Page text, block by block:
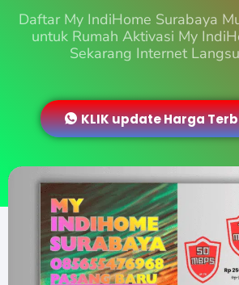
Daftar My IndiHome Surabaya
untuk Rumah Aktivasi My
Sekarang Internet
KLIK update Harga